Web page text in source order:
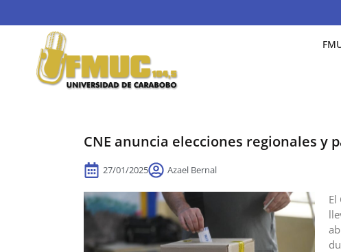
CNE anuncia elecciones regionales y
27/01/2025 Azael Bernal
El